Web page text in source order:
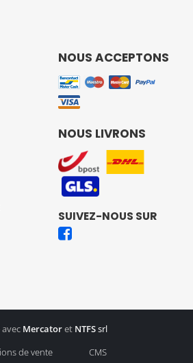
NOUS ACCEPTONS
NOUS LIVRONS
SUIVEZ-NOUS SUR
avec Mercatoret NTFSsrl
de vente
CMS